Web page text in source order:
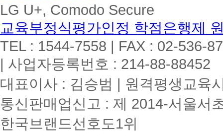
LG U+, Comodo Secure
교육부정식평가인정 학점은행제
TEL : 1544-7558 | FAX : 02-536-
| 사업자등록번호 : 214-88-88452
대표이사 : 김승범 | 원격평생교육
통신판매업신고 : 제 2014-서울서
한국브랜드선호도1위